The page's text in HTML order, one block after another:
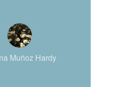
Muñoz Hardy